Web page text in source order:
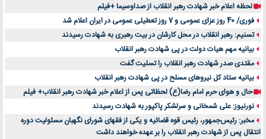
لحظه اعلام خبر شهادت رهبر انقلاب از صداوسیما +فیلم
فوری/ 40 روز عزای عمومی و 7 روز تعطیلی عمومی در ایران اعلام شد
تسنیم: رهبر انقلاب در محل کارشان در بیت رهبری به شهادت رسیدند
بیانیه مهم هیات دولت در پی شهادت رهبر انقلاب
مقتدی صدر شهادت رهبر انقلاب را تسلیت گفت
بیانیه ستاد کل نیروهای مسلح در پی شهادت رهبر انقلاب
حال و هوای حرم امام رضا(ع) لحظاتی پس از اعلام خبر شهادت رهبر انقلاب+ فیلم
نورنیوز: علی شمخانی و سرلشکر پاکپور به شهادت رسیدند
مخبر: رئیس‌جمهور، رئیس قوه ‌قضائیه و یکی از فقهای شورای نگهبان مسئولیت دوره
انتقال پس ‌از شهادت رهبر انقلاب را بر عهده خواهند داشت